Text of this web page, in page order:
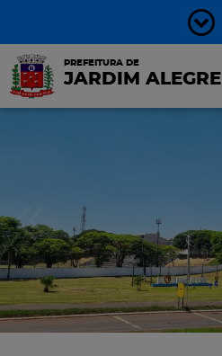
PREFEITURA DE
JARDIM ALEGRE